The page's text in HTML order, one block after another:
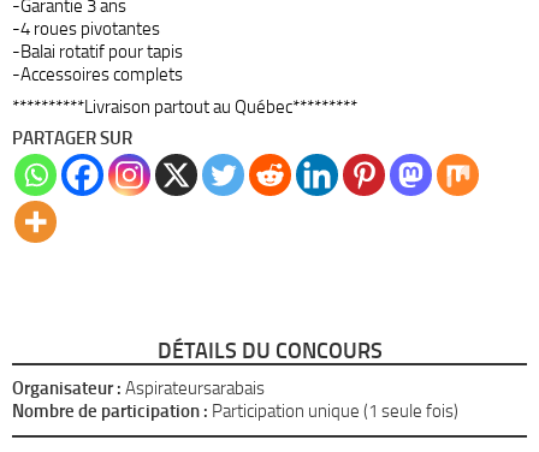
-Garantie 3 ans
-4 roues pivotantes
-Balai rotatif pour tapis
-Accessoires complets
**********Livraison partout au Québec*********
PARTAGER SUR
DÉTAILS DU CONCOURS
Organisateur : Aspirateursarabais
Nombre de participation : Participation unique (1 seule fois)